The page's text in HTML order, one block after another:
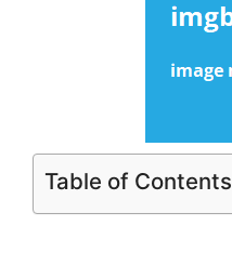
Table of Contents